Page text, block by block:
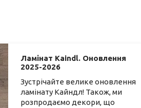
Ламінат Kaindl. Оновлення
2025-2026
Зустрічайте велике оновлення
ламінату Кайндл! Також, ми
розпродаємо декори, що